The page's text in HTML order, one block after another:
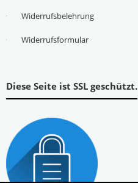
Widerrufsbelehrung
Widerrufsformular
Diese Seite ist SSL geschützt.